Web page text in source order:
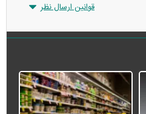
قوانین ارسال نظر